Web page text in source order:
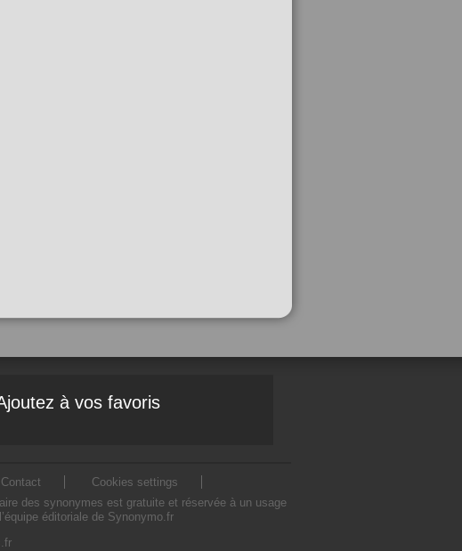
à vos favoris
Contact
Cookies settings
des synonymes est gratuite et réservée à un usage
éditoriale de Synonymo.fr